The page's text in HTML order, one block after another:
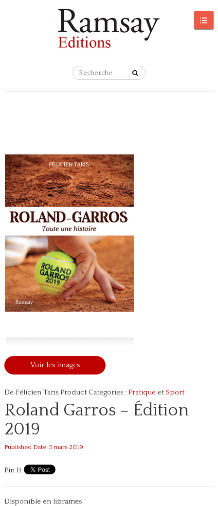
Voir les images
De Félicien Taris Product Categories : Pratiqueet Sport
Roland Garros – Édition
2019
Published Date: 5 mars 2019
Pin It
Disponible en librairies